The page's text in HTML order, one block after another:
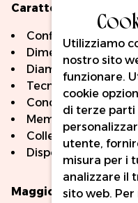
Caratteristiche
Configurazione:
Dimensioni degli
Diametri dell'ago:
Tecnologia NO-DRIP
Cono lungo (6 mm)
Membrana di
Collegamento
Disponibili in
Maggiori
Utilizziamo
nostro sito
funzionare.
cookie
di terze parti
utente,
misura per i
analizzare il
sito web.